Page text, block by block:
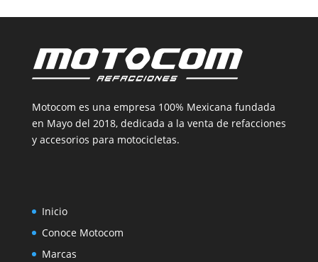
Motocom es una empresa 100% Mexicana fundada
en Mayo del 2018, dedicada a la venta de refacciones
y accesorios para motocicletas.
Inicio
Conoce Motocom
Marcas